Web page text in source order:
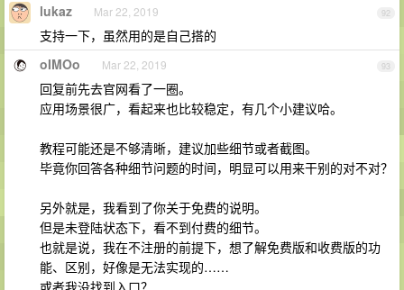
92
lukaz Mar 22, 2019
支持一下，虽然用的是自己搭的
93
oIMOo Mar 22, 2019
回复前先去官网看了一圈。
应用场景很广，看起来也比较稳定，有几个小建议哈。
教程可能还是不够清晰，建议加些细节或者截图。
毕竟你回答各种细节问题的时间，明显可以用来干别的对不对？
另外就是，我看到了你关于免费的说明。
但是未登陆状态下，看不到付费的细节。
也就是说，我在不注册的前提下，想了解免费版和收费版的功
能、区别，好像是无法实现的……
或者我没找到入口？